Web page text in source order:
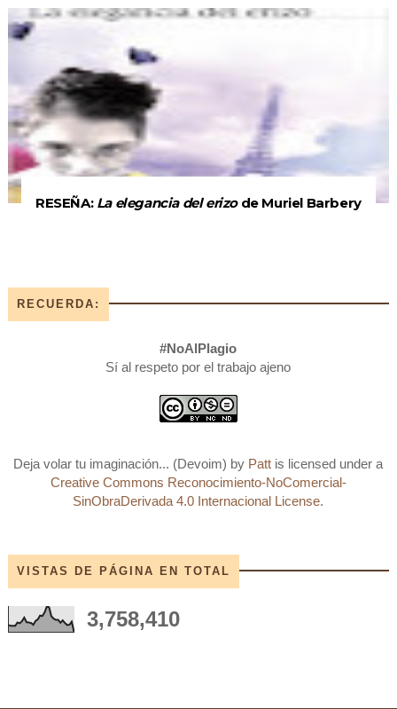
RESEÑA: La elegancia del erizode Muriel Barbery
RECUERDA:
#NoAlPlagio
Sí al respeto por el trabajo ajeno
Deja volar tu imaginación... (Devoim) by Patt is licensed under a
Creative Commons Reconocimiento-NoComercial-
SinObraDerivada 4.0 Internacional License.
VISTAS DE PÁGINA EN TOTAL
3,758,410